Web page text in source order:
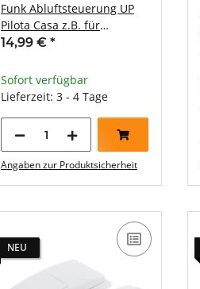
Funk Abluftsteuerung UP
Pilota Casa z.B. für
Dunstabzugshauben max.
14,99 € *
Sofort verfügbar
Lieferzeit: 3 - 4 Tage
Angaben zur Produktsicherheit
NEU